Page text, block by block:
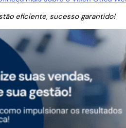
eficiente, sucesso garantido!